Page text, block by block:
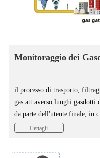
Monitoraggio dei
il processo di trasporto,
gas attraverso lunghi
da parte dell'utente finale, in
della temperatura all'interno
Dettagli